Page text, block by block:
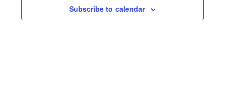
Subscribe to calendar